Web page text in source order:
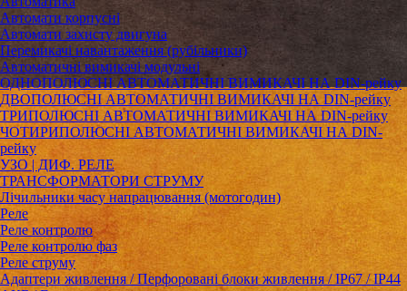
Автомати корпусні
Автомати захисту двигуна
Перемикачі навантаження (рубільники)
Автоматичні вимикачі модульні
ОДНОПОЛЮСНІ АВТОМАТИЧНІ ВИМИКАЧІ НА DIN-рейку
ДВОПОЛЮСНІ АВТОМАТИЧНІ ВИМИКАЧІ НА DIN-рейку
ТРИПОЛЮСНІ АВТОМАТИЧНІ ВИМИКАЧІ НА DIN-рейку
ЧОТИРИПОЛЮСНІ АВТОМАТИЧНІ ВИМИКАЧІ НА DIN-
рейку
УЗО | ДИФ. РЕЛЕ
ТРАНСФОРМАТОРИ СТРУМУ
Лічильники часу напрацювання (мотогодин)
Реле
Реле контролю
Реле контролю фаз
Реле струму
Адаптери живлення / Перфоровані блоки живлення / IP67 / IP44